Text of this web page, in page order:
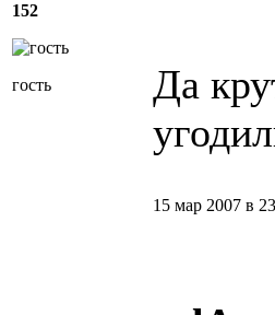
152
гость
Да
15 мар 2007 в